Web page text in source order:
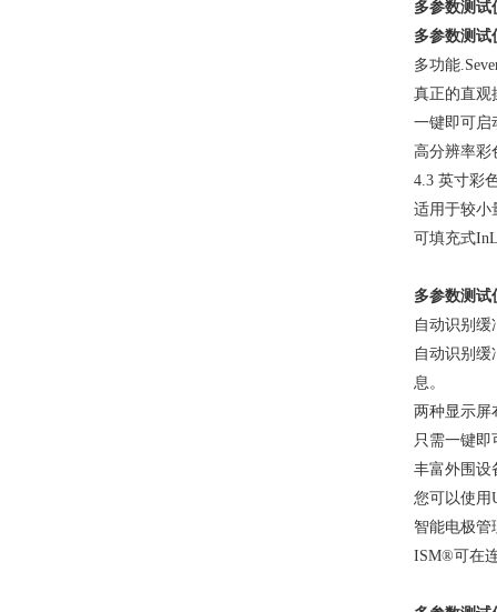
多参数测试
多参数测试
多功能
真正的直观
一键即可启
高分辨率彩
4.3 英寸彩
适用于较小
可填充式
多参数测试
自动识别缓
自动识别
息。
两种显示屏
只需一键即
丰富外围设
您可以使用
智能电极管
ISM®可在